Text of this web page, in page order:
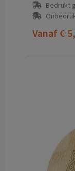
Bedrukt
Vanaf €